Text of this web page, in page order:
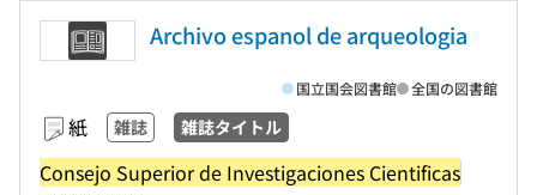
Archivo espanol de arqueologia
紙 雑誌 雑誌タイトル
Consejo Superior de Investigaciones Cientificas
国立国会図書館 全国の図書館